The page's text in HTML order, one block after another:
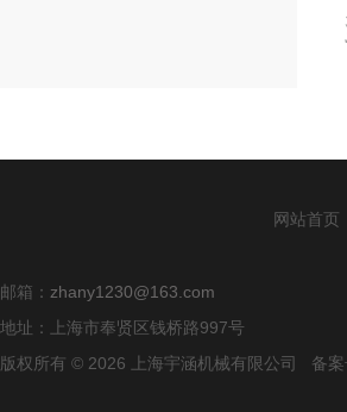
网站首页
邮箱： zhany1230@163.com
地址：上海市奉贤区钱桥路997号
版权所有 © 2026 上海宇涵机械有限公司 备案